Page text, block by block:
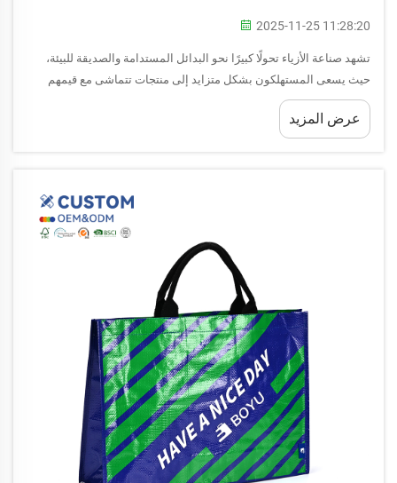
2025-11-25 11:28:20
تشهد صناعة الأزياء تحولًا كبيرًا نحو البدائل المستدامة والصديقة للبيئة،
حيث يسعى المستهلكون بشكل متزايد إلى منتجات تتماشى مع قيمهم
البيئية. ومن أبرز الابتكارات في هذا المجال استخدام فلين الكورك...
عرض المزيد